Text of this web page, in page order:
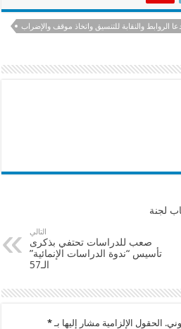
e
الروابط والنقابة للتنسيق واتخاذ موقف والإضراب
لجنة
التالي
صعب للدراسات تحتفي بذكرى
تأسيس “ندوة الدراسات الإنمائية”
الـ57
الحقول الإلزامية مشار إليها بـ*